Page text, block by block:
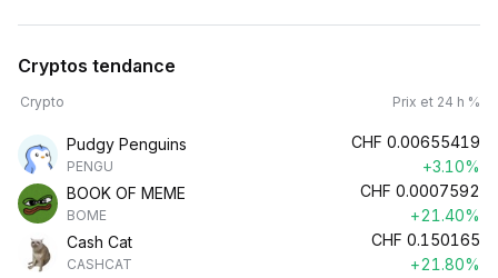
Cryptos tendance
Crypto Prix et 24 h %
Pudgy Penguins
PENGU
CHF 0.00655419
+3.10%
BOOK OF MEME
BOME
CHF 0.0007592
+21.40%
Cash Cat
CASHCAT
CHF 0.150165
+21.80%